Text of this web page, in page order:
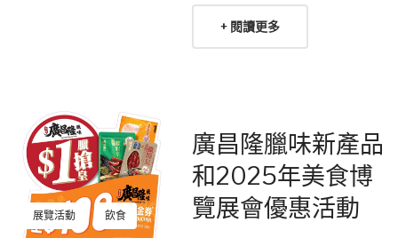
+ 閱讀更多
展覽活動 飲食
廣昌隆臘味新產品
和2025年美食博
覽展會優惠活動